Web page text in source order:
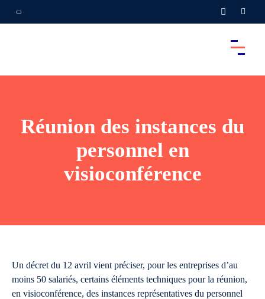
Réunion des instances du
personnel en
visioconférence
Un décret du 12 avril vient préciser, pour les entreprises d’au
moins 50 salariés, certains éléments techniques pour la réunion,
en visioconférence, des instances représentatives du personnel